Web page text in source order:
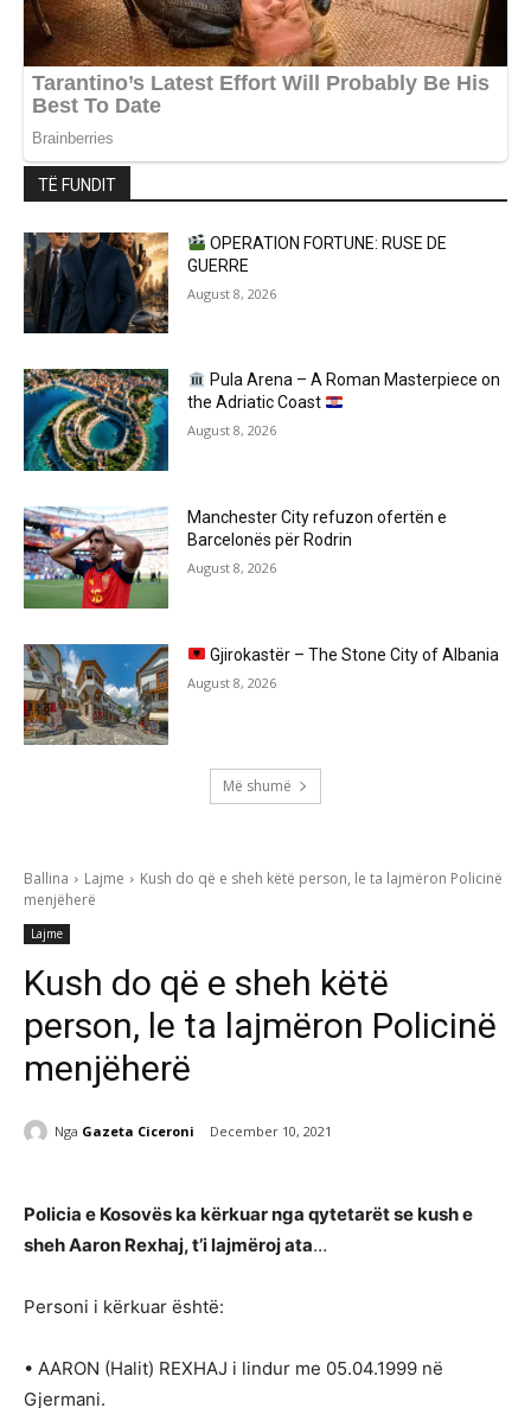
TË FUNDIT
OPERATION FORTUNE: RUSE DE
GUERRE
August 8, 2026
Pula Arena – A Roman Masterpiece on
the Adriatic Coast
August 8, 2026
Manchester City refuzon ofertën e
Barcelonës për Rodrin
August 8, 2026
Gjirokastër – The Stone City of Albania
August 8, 2026
Më shumë